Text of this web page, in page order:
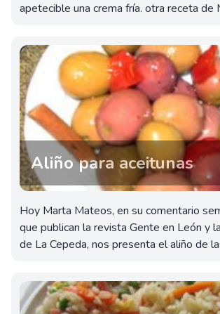
apetecible una crema fría. otra receta de
Aliño para aceitunas
Hoy Marta Mateos, en su comentario
que publican la revista Gente en León y
de La Cepeda, nos presenta el aliño de